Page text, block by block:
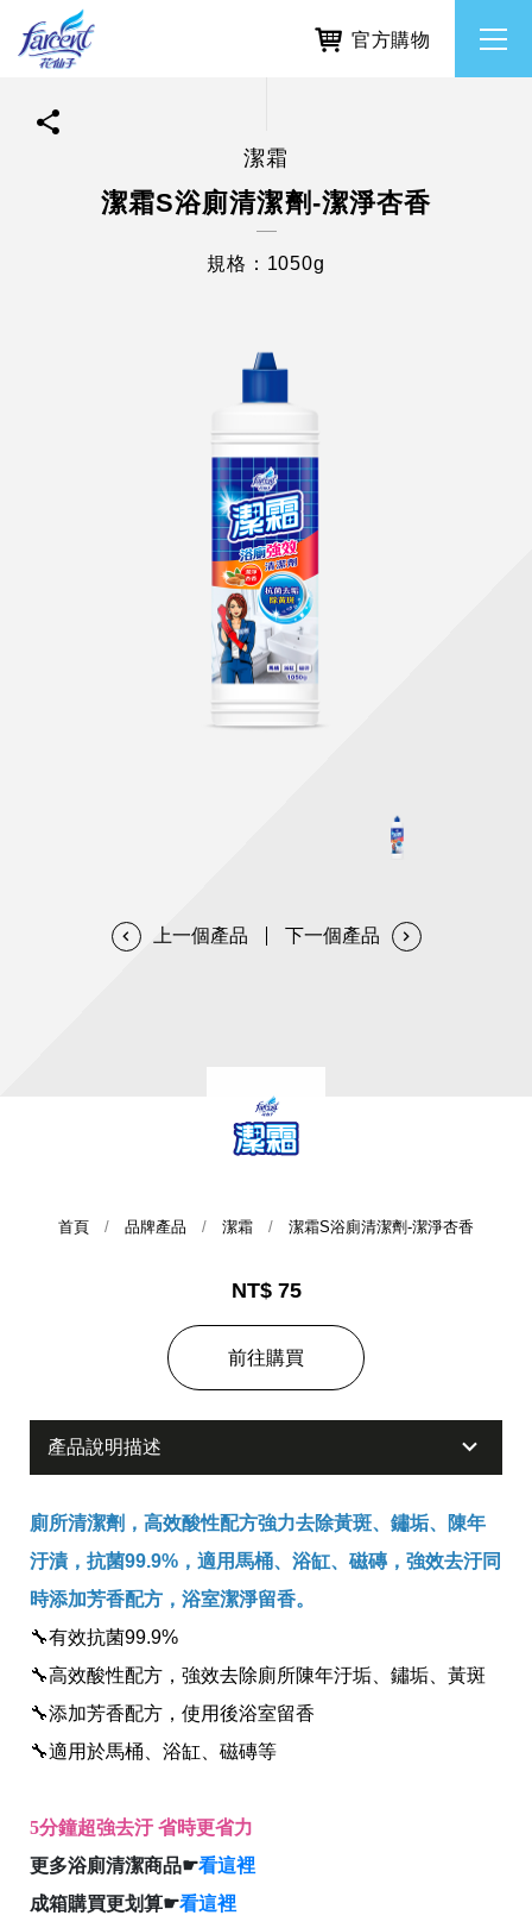
繁體中文
經營團隊
全球經營版圖
所有品牌
利害關係人互動與經營
透過各種型態及管道與利害關係人建立友善溝通平台
股東會相關重要事項與發佈
提供年報、每季財報、法說會資訊
股東服務
查詢即時股價與歷年股利資訊
協助解決您對產品的疑問
不斷創新突破，致力提供消費者更舒適、方便的居家生
活
人才招募
官方購物
潔霜
潔霜S浴廁清潔劑-潔淨杏香
規格：1050g
首頁 品牌產品 潔霜 潔霜S浴廁清潔劑-潔淨杏香
NT$ 75
前往購買
產品說明描述
廁所清潔劑，高效酸性配方強力去除黃斑、鏽垢、陳年
汙漬，抗菌99.9%，適用馬桶、浴缸、磁磚，強效去汙同
時添加芳香配方，浴室潔淨留香。
🔧有效抗菌99.9%
🔧高效酸性配方，強效去除廁所陳年汙垢、鏽垢、黃斑
🔧添加芳香配方，使用後浴室留香
🔧適用於馬桶、浴缸、磁磚等
5分鐘超強去汙 省時更省力
更多浴廁清潔商品☛看這裡
成箱購買更划算☛看這裡